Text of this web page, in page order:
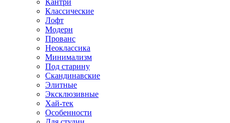
Кантри
Классические
Лофт
Модерн
Прованс
Неоклассика
Минимализм
Под старину
Скандинавские
Элитные
Эксклюзивные
Хай-тек
Особенности